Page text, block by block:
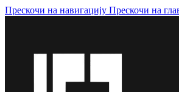
Прескочи на навигацију Прескочи на